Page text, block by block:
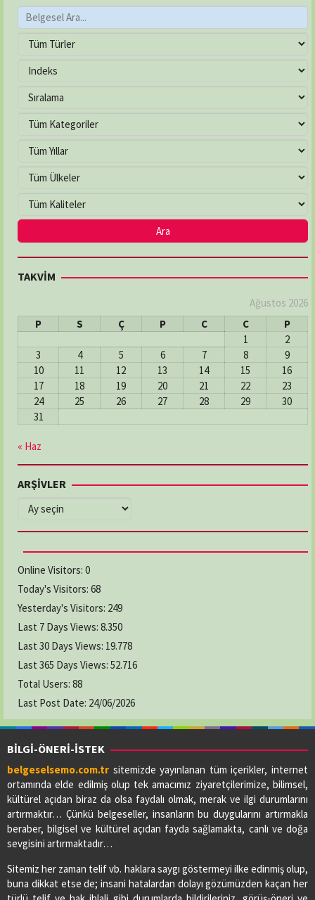
TAKVİM
Ağustos 2026
P
S Ç P C C
P
1
2
3
4 5 6 7 8
9
10
11 12 13 14 15
16
17
18 19 20 21 22
23
24
25 26 27 28 29
30
31
« Haz
ARŞİVLER
ARŞİVLER
Online Visitors: 0
Today's Visitors: 68
Yesterday's Visitors: 249
Last 7 Days Views: 8.350
Last 30 Days Views: 19.778
Last 365 Days Views: 52.716
Total Users: 88
Last Post Date: 24/06/2026
BİLGİ-ÖNERİ-İSTEK
belgeselsemo.com.tr sitemizde yayınlanan tüm içerikler, internet
ortamında elde edilmiş olup tek amacımız ziyaretçilerimize, bilimsel,
kültürel açıdan biraz da olsa faydalı olmak, merak ve ilgi durumlarını
artırmaktır… Çünkü belgeseller, insanların bu duygularını artırmakla
beraber, bilgisel ve kültürel açıdan fayda sağlamakta, canlı ve doğa
sevgisini artırmaktadır…
Sitemiz her zaman telif vb. haklara saygı göstermeyi ilke edinmiş olup,
buna dikkat etse de; insani hatalardan dolayı gözümüzden kaçan her